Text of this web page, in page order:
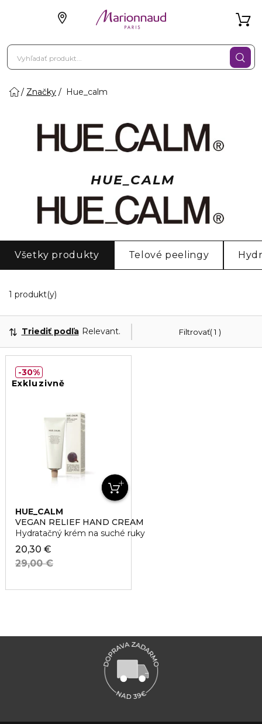
Značky Hue_calm
HUE_CALM
Všetky produkty Telové peelingy
1 produkt(y)
Filtrovať 1
Triediť podľa Relevantnosť
Exkluzivně
HUE_CALM
VEGAN RELIEF HAND CREAM
Hydratačný krém na suché ruky
20,30 €
29,00 €
30%